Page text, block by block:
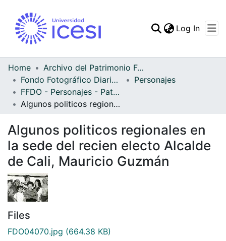
Statistics
Log In
Home
Archivo del Patrimonio Fotográfico y Fílmico del Valle del Cauca
Fondo Fotográfico Diario Occidente
Personajes
FFDO - Personajes - Patrimonial
Algunos politicos regionales en la sede del recien electo Alcalde de Cali, Mauricio Guzmán
Algunos politicos regionales en
la sede del recien electo Alcalde
de Cali, Mauricio Guzmán
Files
FDO04070.jpg (664.38 KB)